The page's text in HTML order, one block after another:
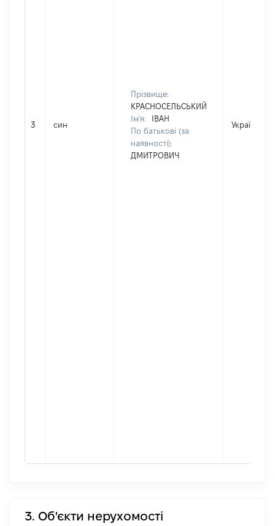
3 син
Прізвище:
КРАСНОСЕЛЬСЬКИЙ
Ім'я:
ІВАН
По батькові (за
наявності):
ДМИТРОВИЧ
Україна
3. Об'єкти нерухомості